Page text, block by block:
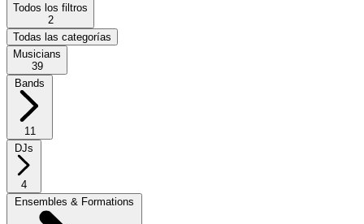
Todos los filtros
2
Todas las categorías
Musicians
39
11
4